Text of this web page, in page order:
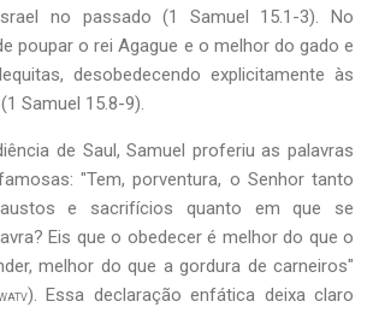
no passado (1 Samuel 15.1-3). No
poupar o rei Agague e o melhor do gado e
desobedecendo explicitamente às
Samuel 15.8-9).
de Saul, Samuel proferiu as palavras
"Tem, porventura, o Senhor tanto
e sacrifícios quanto em que se
Eis que o obedecer é melhor do que o
melhor do que a gordura de carneiros"
). Essa declaração enfática deixa claro